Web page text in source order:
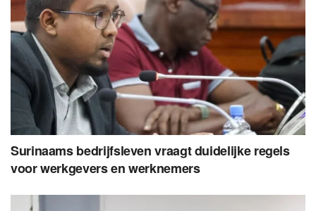
Surinaams bedrijfsleven vraagt duidelijke regels
voor werkgevers en werknemers